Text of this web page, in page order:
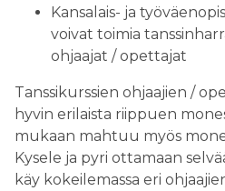
Kansalais- ja
voivat toimia
ohjaajat / opettajat
Tanssikurssien ohjaajien /
hyvin erilaista riippuen
mukaan mahtuu myös
Kysele ja pyri ottamaan
käy kokeilemassa eri